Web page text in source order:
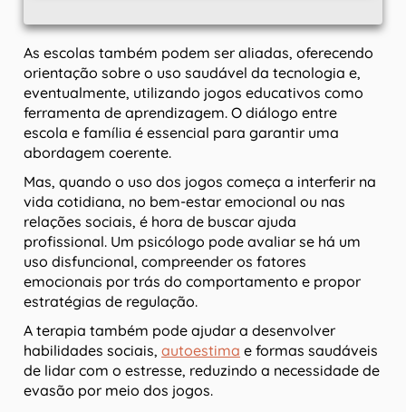
As escolas também podem ser aliadas, oferecendo
orientação sobre o uso saudável da tecnologia e,
eventualmente, utilizando jogos educativos como
ferramenta de aprendizagem. O diálogo entre
escola e família é essencial para garantir uma
abordagem coerente.
Mas, quando o uso dos jogos começa a interferir na
vida cotidiana, no bem-estar emocional ou nas
relações sociais, é hora de buscar ajuda
profissional. Um psicólogo pode avaliar se há um
uso disfuncional, compreender os fatores
emocionais por trás do comportamento e propor
estratégias de regulação.
A terapia também pode ajudar a desenvolver
habilidades sociais, autoestima e formas saudáveis
de lidar com o estresse, reduzindo a necessidade de
evasão por meio dos jogos.